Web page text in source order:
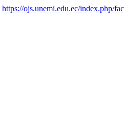
https://ojs.unemi.edu.ec/index.php/